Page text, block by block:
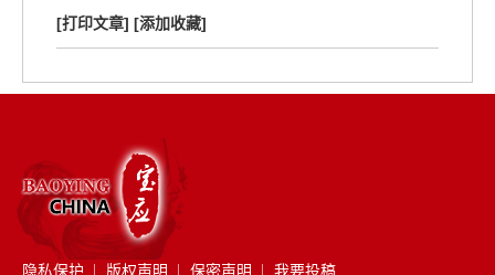
[打印文章] [添加收藏]
隐私保护 版权声明 保密声明 我要投稿